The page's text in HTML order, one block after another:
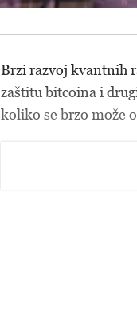
Brzi razvoj kvantnih
zaštitu bitcoina i
koliko se brzo može